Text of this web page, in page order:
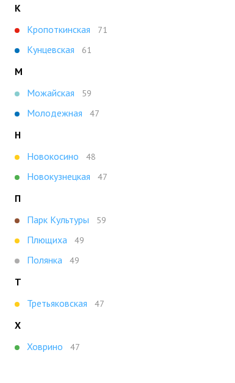
К
Кропоткинская
71
Кунцевская 61
М
Можайская
59
Молодежная 47
Н
Новокосино
48
Новокузнецкая 47
П
Парк Культуры
59
Плющиха 49
Полянка 49
Т
Третьяковская
47
Х
Ховрино
47